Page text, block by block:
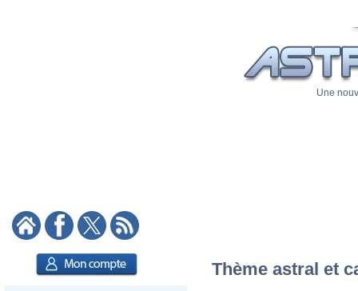
Une
Thème astral et